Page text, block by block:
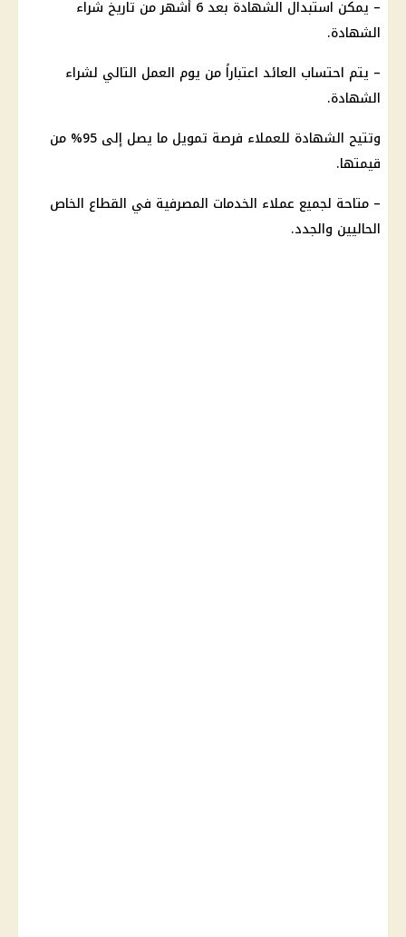
– يمكن استبدال الشهادة بعد 6 أشهر من تاريخ شراء
الشهادة.
– يتم احتساب العائد اعتباراً من يوم العمل التالي لشراء
الشهادة.
وتتيح الشهادة للعملاء فرصة تمويل
ما يصل إلى 95% من
قيمتها.
– متاحة لجميع عملاء الخدمات المصرفية في القطاع الخاص
الحاليين والجدد.